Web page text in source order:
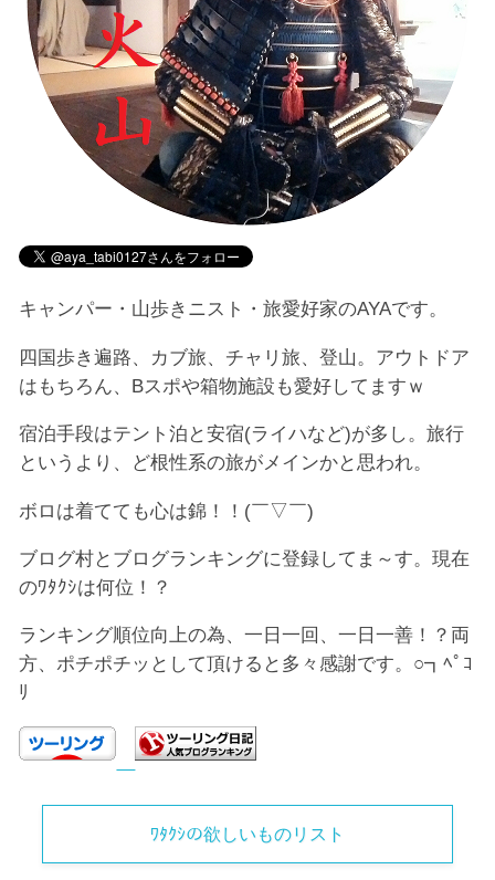
キャンパー・山歩きニスト・旅愛好家のAYAです。
四国歩き遍路、カブ旅、チャリ旅、登山。アウトドア
はもちろん、Bスポや箱物施設も愛好してますｗ
宿泊手段はテント泊と安宿(ライハなど)が多し。旅行
というより、ど根性系の旅がメインかと思われ。
ボロは着てても心は錦！！(￣▽￣)
ブログ村とブログランキングに登録してま～す。現在
のﾜﾀｸｼは何位！？
ランキング順位向上の為、一日一回、一日一善！？両
方、ポチポチッとして頂けると多々感謝です。○┓ﾍﾟｺ
ﾘ
ﾜﾀｸｼの欲しいものリスト